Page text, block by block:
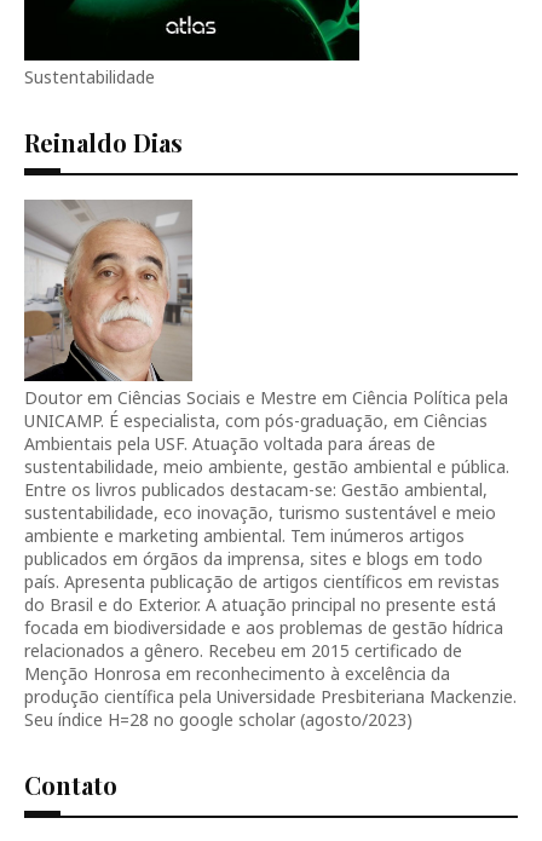
Sustentabilidade
Reinaldo Dias
Doutor em Ciências Sociais e Mestre em Ciência Política pela
UNICAMP. É especialista, com pós-graduação, em Ciências
Ambientais pela USF. Atuação voltada para áreas de
sustentabilidade, meio ambiente, gestão ambiental e pública.
Entre os livros publicados destacam-se: Gestão ambiental,
sustentabilidade, eco inovação, turismo sustentável e meio
ambiente e marketing ambiental. Tem inúmeros artigos
publicados em órgãos da imprensa, sites e blogs em todo
país. Apresenta publicação de artigos científicos em revistas
do Brasil e do Exterior. A atuação principal no presente está
focada em biodiversidade e aos problemas de gestão hídrica
relacionados a gênero. Recebeu em 2015 certificado de
Menção Honrosa em reconhecimento à excelência da
produção científica pela Universidade Presbiteriana Mackenzie.
Seu índice H=28 no google scholar (agosto/2023)
Contato